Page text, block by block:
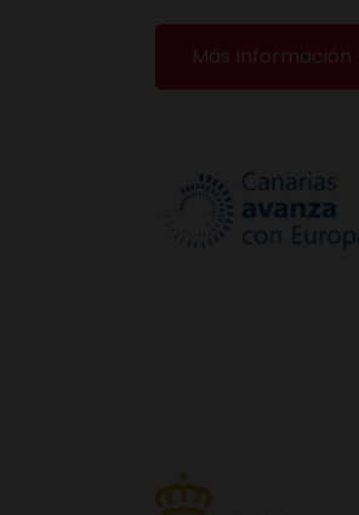
Más Información